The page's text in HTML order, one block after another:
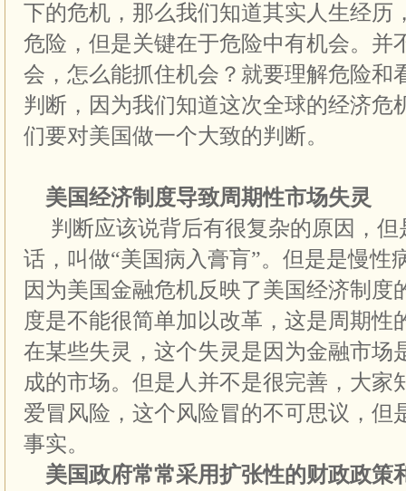
下的危机，那么我们知道其实人生经历
危险，但是关键在于危险中有机会。并
会，怎么能抓住机会？就要理解危险和
判断，因为我们知道这次全球的经济危
们要对美国做一个大致的判断。
美国经济制度导致周期性市场失灵
判断应该说背后有很复杂的原因，
话，叫做“美国病入膏肓”。但是是慢性
因为美国金融危机反映了美国经济制度
度是不能很简单加以改革，这是周期性
在某些失灵，这个失灵是因为金融市场
成的市场。但是人并不是很完善，大家
爱冒风险，这个风险冒的不可思议，但
事实。
美国政府常常采用扩张性的财政政策